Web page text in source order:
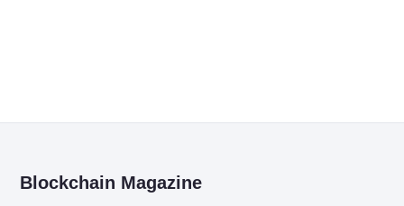
Blockchain Magazine